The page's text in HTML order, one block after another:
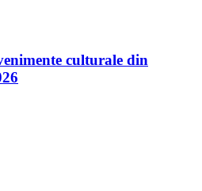
culturale din